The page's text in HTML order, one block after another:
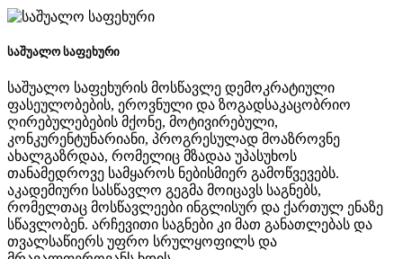
საშუალო საფეხური
საშუალო საფეხურის მოსწავლე დემოკრატიული
ფასეულობების, ეროვნული და ზოგადსაკაცობრიო
ღირებულებების მქონე, მოტივირებული,
კონკურენტუნარიანი, პროგრესულად მოაზროვნე
ახალგაზრდაა, რომელიც მზადაა უპასუხოს
თანამედროვე სამყაროს ნებისმიერ გამოწვევებს.
აკადემიური სასწავლო გეგმა მოიცავს საგნებს,
რომელთაც მოსწავლეები ინგლისურ და ქართულ ენაზე
სწავლობენ. არჩევითი საგნები კი მათ განათლებას და
თვალსაწიერს უფრო სრულყოფილს და